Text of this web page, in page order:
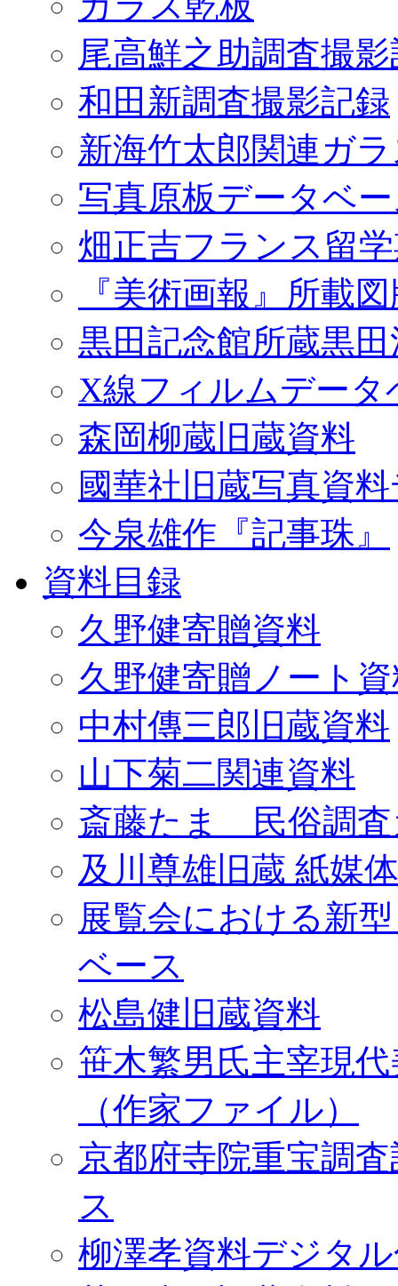
尾高鮮之助調査撮
和田新調査撮影記録
新海竹太郎関連ガ
写真原板データベ
畑正吉フランス留
『美術画報』所載
黒田記念館所蔵黒
X線フィルムデータ
森岡柳蔵旧蔵資料
國華社旧蔵写真資
今泉雄作『記事珠』
資料目録
久野健寄贈資料
久野健寄贈ノート
中村傳三郎旧蔵資料
山下菊二関連資料
斎藤たま 民俗調査
及川尊雄旧蔵 紙媒
展覧会における新
ベース
松島健旧蔵資料
笹木繁男氏主宰現
（作家ファイル）
京都府寺院重宝調
ス
柳澤孝資料デジタ